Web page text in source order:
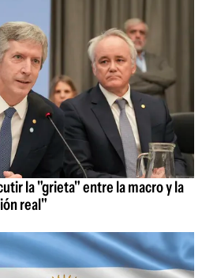
la "grieta" entre la macro y la
real"